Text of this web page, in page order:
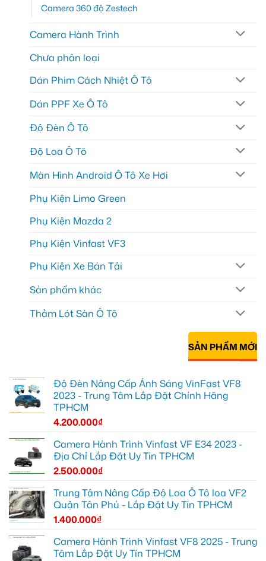
Camera 360 độ Zestech
Camera Hành Trình
Chưa phân loại
Dán Phim Cách Nhiệt Ô Tô
Dán PPF Xe Ô Tô
Độ Đèn Ô Tô
Độ Loa Ô Tô
Màn Hình Android Ô Tô Xe Hơi
Phụ Kiện Limo Green
Phụ Kiện Mazda 2
Phụ Kiện Vinfast VF3
Phụ Kiện Xe Bán Tải
Sản phẩm khác
Thảm Lót Sàn Ô Tô
SẢN PHẨM MỚI
Độ Đèn Nâng Cấp Ánh Sáng VinFast VF8
2023 - Trung Tâm Lắp Đặt Chính Hãng
TPHCM
4.200.000₫
Camera Hành Trình Vinfast VF E34 2023 -
Địa Chỉ Lắp Đặt Uy Tín TPHCM
2.500.000₫
Trung Tâm Nâng Cấp Độ Loa Ô Tô loa VF2
Quận Tân Phú - Lắp Đặt Uy Tín TPHCM
1.400.000₫
Camera Hành Trình Vinfast VF8 2025 - Trung
Tâm Lắp Đặt Uy Tín TPHCM